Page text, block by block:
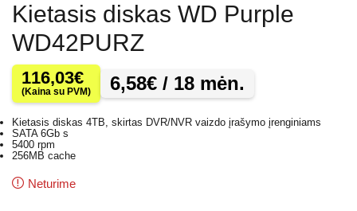
Kietasis diskas WD Purple
WD42PURZ
116,03€
(Kaina su PVM) 6,58€ / 18 mėn.
Kietasis diskas 4TB, skirtas DVR/NVR vaizdo įrašymo įrenginiams
SATA 6Gb s
5400 rpm
256MB cache
Neturime